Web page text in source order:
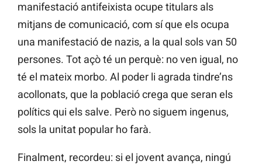
manifestació antifeixista ocupe titulars als
mitjans de comunicació, com sí que els ocupa
una manifestació de nazis, a la qual sols van 50
persones. Tot açò té un perquè: no ven igual, no
té el mateix morbo. Al poder li agrada tindre’ns
acollonats, que la població crega que seran els
polítics qui els salve. Però no siguem ingenus,
sols la unitat popular ho farà.
Finalment, recordeu: si el jovent avança, ningú